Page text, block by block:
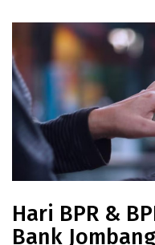
Hari BPR &
Bank